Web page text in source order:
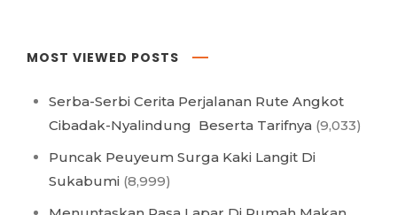
MOST VIEWED POSTS
Serba-Serbi Cerita Perjalanan Rute Angkot
Cibadak-Nyalindung Beserta Tarifnya (9,033)
Puncak Peuyeum Surga Kaki Langit Di
Sukabumi (8,999)